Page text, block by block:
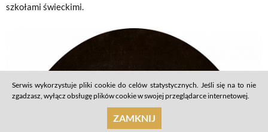
szkołami świeckimi.
Serwis wykorzystuje pliki cookie do celów statystycznych. Jeśli się na to nie
zgadzasz, wyłącz obsługę plików cookie w swojej przeglądarce internetowej.
ZAMKNIJ